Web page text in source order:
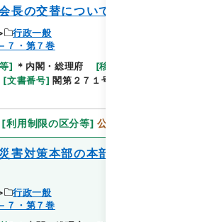
長の交替について
行政一般
７・第７巻
] ＊内閣・総理府 [移管等年度
[文書番号] 閣第２７１号
[利用制限の区分等] 公開
害対策本部の本部長の交替等につ
行政一般
７・第７巻